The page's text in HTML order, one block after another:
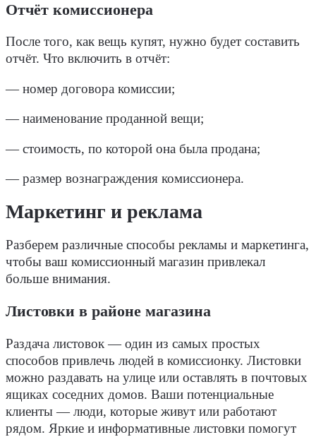
Отчёт комиссионера
После того, как вещь купят, нужно будет составить
отчёт. Что включить в отчёт:
— номер договора комиссии;
— наименование проданной вещи;
— стоимость, по которой она была продана;
— размер вознаграждения комиссионера.
Маркетинг и реклама
Разберем различные способы рекламы и маркетинга,
чтобы ваш комиссионный магазин привлекал
больше внимания.
Листовки в районе магазина
Раздача листовок — один из самых простых
способов привлечь людей в комиссионку. Листовки
можно раздавать на улице или оставлять в почтовых
ящиках соседних домов. Ваши потенциальные
клиенты — люди, которые живут или работают
рядом. Яркие и информативные листовки помогут